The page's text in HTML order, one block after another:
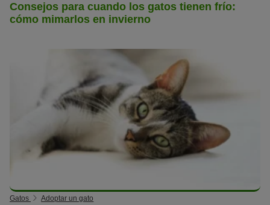
Consejos para cuando los gatos tienen frío:
cómo mimarlos en invierno
Gatos Adoptar un gato